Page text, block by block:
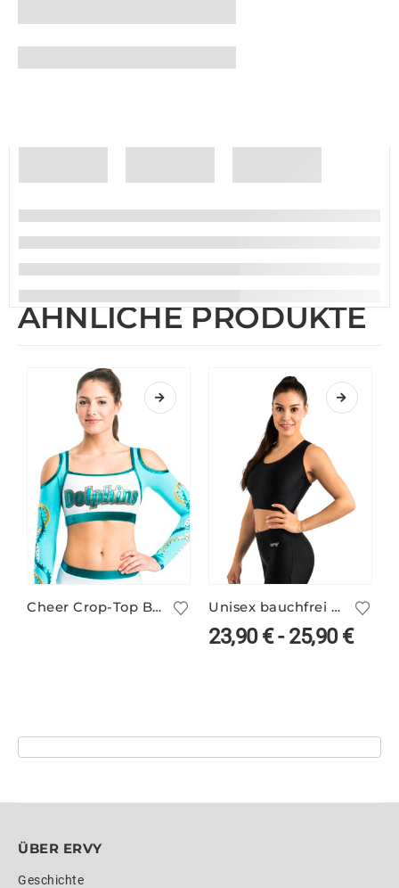
ÄHNLICHE PRODUKTE
Cheer Crop-Top BOSTON1 Unisex bauchfrei Top mit Rückensteg – viele Farben
23,90€-25,90€
ÜBER ERVY
Geschichte